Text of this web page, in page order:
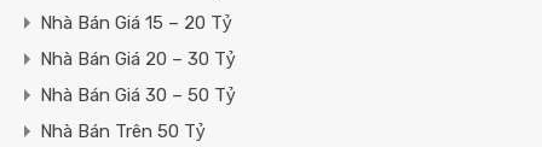
Nhà Bán Giá 15 – 20 Tỷ
Nhà Bán Giá 20 – 30 Tỷ
Nhà Bán Giá 30 – 50 Tỷ
Nhà Bán Trên 50 Tỷ